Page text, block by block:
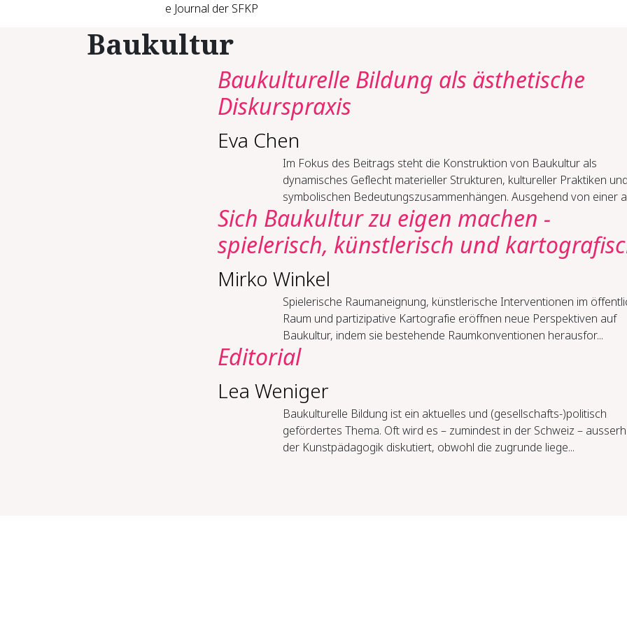
e Journal der SFKP
Baukultur
Baukulturelle Bildung als ästhetische
Diskurspraxis
Eva Chen
Im Fokus des Beitrags steht die Konstruktion von Baukultur als
dynamisches Geflecht materieller Strukturen, kultureller Praktiken
symbolischen Bedeutungszusammenhängen. Ausgehend von einer
Sich Baukultur zu eigen machen -
spielerisch, künstlerisch und
Mirko Winkel
Spielerische Raumaneignung, künstlerische Interventionen im
Raum und partizipative Kartografie eröffnen neue Perspektiven auf
Baukultur, indem sie bestehende Raumkonventionen herausfor...
Editorial
Lea Weniger
Baukulturelle Bildung ist ein aktuelles und (gesellschafts-)politisch
gefördertes Thema. Oft wird es – zumindest in der Schweiz –
der Kunstpädagogik diskutiert, obwohl die zugrunde liege...